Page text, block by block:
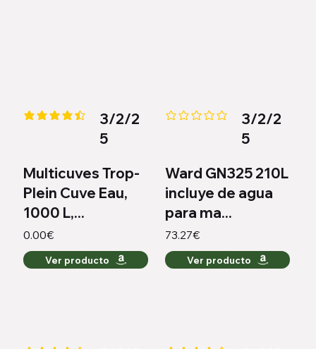
la calificación promedio es 4.4 de 5
3/2/2
5
Multicuves Trop-
Plein Cuve Eau,
1000 L,...
0.00€
Ver producto
Aún no hay calificaciones
3/2/2
5
Ward GN325 210L
incluye de agua
para ma...
73.27€
Ver producto